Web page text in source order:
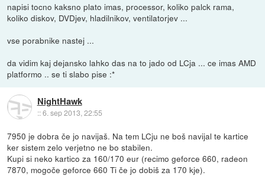
napisi tocno kaksno plato imas, processor, koliko palck rama,
koliko diskov, DVDjev, hladilnikov, ventilatorjev ...
vse porabnike nastej ...
da vidim kaj dejansko lahko das na to jado od LCja ... ce imas AMD
platformo .. se ti slabo pise :*
NightHawk
::6. sep 2013, 22:55
7950 je dobra če jo navijaš. Na tem LCju ne boš navijal te kartice
ker sistem zelo verjetno ne bo stabilen.
Kupi si neko kartico za 160/170 eur (recimo geforce 660, radeon
7870, mogoče geforce 660 Ti če jo dobiš za 170 kje).